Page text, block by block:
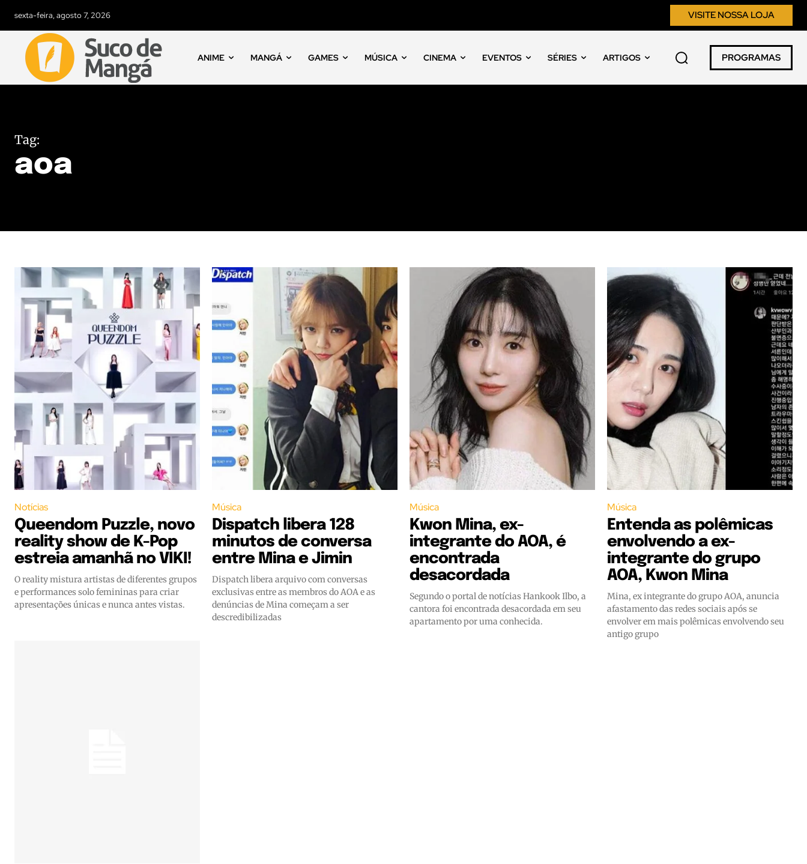
sexta-feira, agosto 7, 2026 VISITE NOSSA LOJA
ANIME MANGÁ GAMES MÚSICA CINEMA EVENTOS SÉRIES ARTIGOS PROGRAMAS
Tag:
aoa
Notícias
Queendom Puzzle, novo
reality show de K-Pop
estreia amanhã no VIKI!
O reality mistura artistas de diferentes grupos
e performances solo femininas para criar
apresentações únicas e nunca antes vistas.
Música
Dispatch libera 128
minutos de conversa
entre Mina e Jimin
Dispatch libera arquivo com conversas
exclusivas entre as membros do AOA e as
denúncias de Mina começam a ser
descredibilizadas
Música
Kwon Mina, ex-
integrante do AOA, é
encontrada
desacordada
Segundo o portal de notícias Hankook Ilbo, a
cantora foi encontrada desacordada em seu
apartamento por uma conhecida.
Música
Entenda as polêmicas
envolvendo a ex-
integrante do grupo
AOA, Kwon Mina
Mina, ex integrante do grupo AOA, anuncia
afastamento das redes sociais após se
envolver em mais polêmicas envolvendo seu
antigo grupo